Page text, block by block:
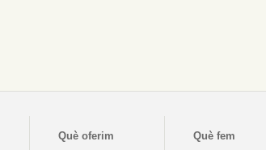
Què oferim Què fem